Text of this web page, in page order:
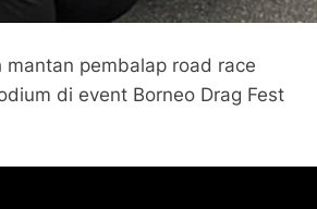
pembalap road race
di event Borneo Drag Fest